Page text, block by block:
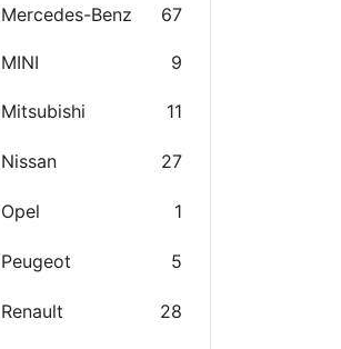
Mercedes-Benz 67
MINI 9
Mitsubishi 11
Nissan 27
Opel 1
Peugeot 5
Renault 28